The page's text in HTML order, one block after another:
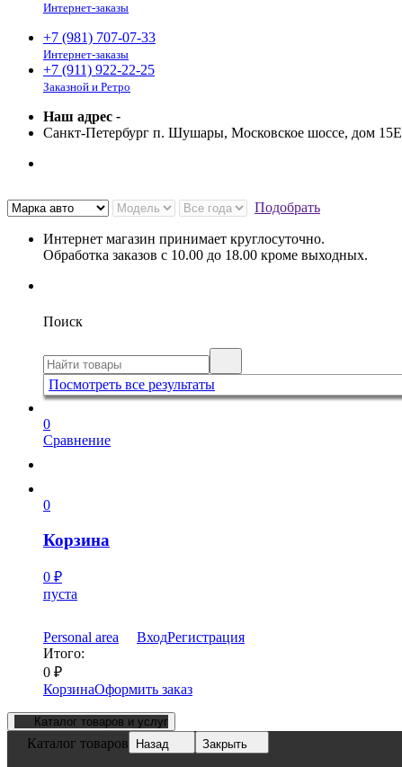
Интернет-заказы
+7 (981) 707-07-33
Интернет-заказы
+7 (911) 922-22-25
Заказной и Ретро
Наш адрес -
Санкт-Петербург п. Шушары, Московское шоссе, дом 15Е
Подобрать
Интернет магазин принимает круглосуточно.
Обработка заказов с 10.00 до 18.00 кроме выходных.
Поиск
Посмотреть все результаты
0
Сравнение
0
Корзина
0 ₽
пуста
Personal area ВходРегистрация
Итого:
0 ₽
КорзинаОформить заказ
Каталог товаров и услуг
Каталог товаров Назад Закрыть